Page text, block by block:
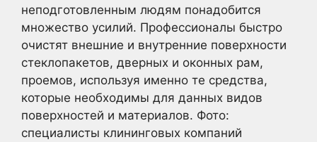
неподготовленным людям понадобится
множество усилий. Профессионалы быстро
очистят внешние и внутренние поверхности
стеклопакетов, дверных и оконных рам,
проемов, используя именно те средства,
которые необходимы для данных видов
поверхностей и материалов. Фото:
специалисты клининговых компаний